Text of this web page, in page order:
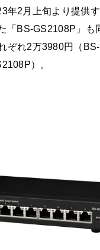
年2月上旬より提供す
「BS-GS2108P」も
ぞれ2万3980円（
）。